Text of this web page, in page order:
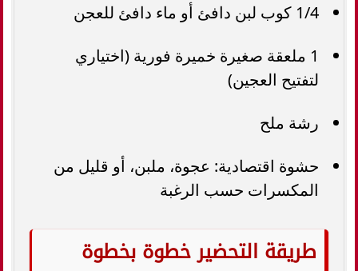
1/4 كوب لبن دافئ أو ماء دافئ للعجن
1 ملعقة صغيرة خميرة فورية (اختياري
لتفتيح العجين)
رشة ملح
حشوة اقتصادية: عجوة، ملبن، أو قليل من
المكسرات حسب الرغبة
طريقة التحضير خطوة بخطوة